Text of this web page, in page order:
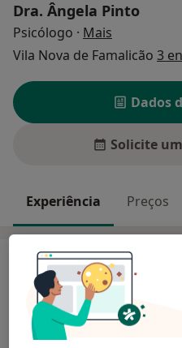
Dra. Ângela Pinto
Psicólogo · Mais
Vila Nova de Famalicão 3
Dados
Solicite
Experiência Preços
Experiência
O meu nome é Ângela e
Sou Psicóloga Clínica e da